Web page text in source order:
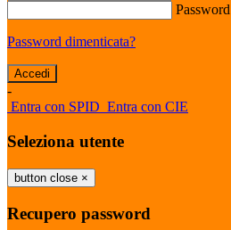
Password
Password dimenticata?
-
Entra con SPID Entra con CIE
Seleziona utente
button close ×
Recupero password